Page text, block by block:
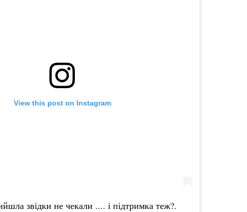
View this post on Instagram
звідки не чекали .... і підтримка теж?.